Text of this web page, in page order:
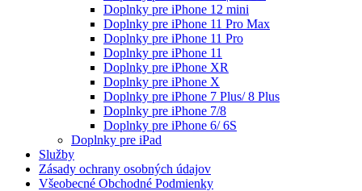
Doplnky pre iPhone 12 mini
Doplnky pre iPhone 11 Pro Max
Doplnky pre iPhone 11 Pro
Doplnky pre iPhone 11
Doplnky pre iPhone XR
Doplnky pre iPhone X
Doplnky pre iPhone 7 Plus/ 8 Plus
Doplnky pre iPhone 7/8
Doplnky pre iPhone 6/ 6S
Doplnky pre iPad
Služby
Zásady ochrany osobných údajov
Všeobecné Obchodné Podmienky